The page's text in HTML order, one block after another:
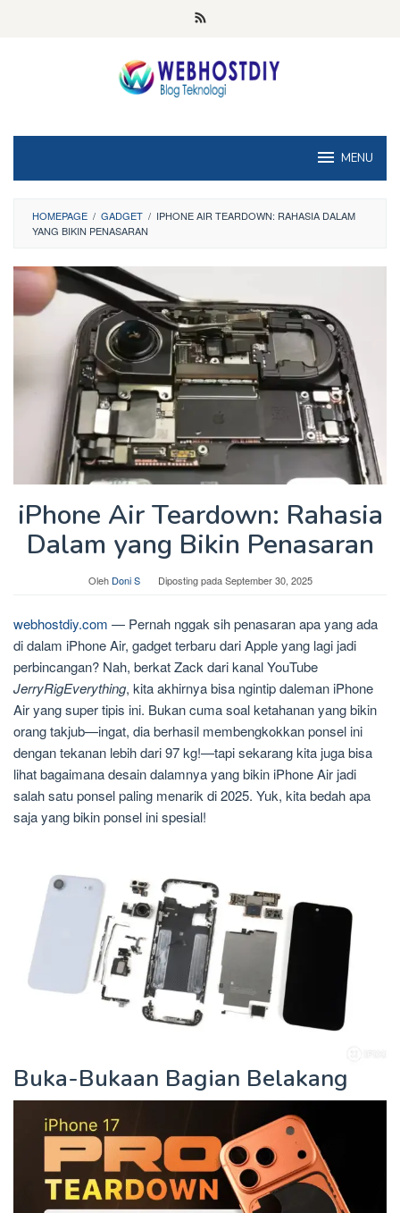
MENU
HOMEPAGE / GADGET / IPHONE AIR TEARDOWN: RAHASIA DALAM
YANG BIKIN PENASARAN
iPhone Air Teardown: Rahasia
Dalam yang Bikin Penasaran
Oleh Doni S Diposting padaSeptember 30, 2025
webhostdiy.com — Pernah nggak sih penasaran apa yang ada
di dalam iPhone Air, gadget terbaru dari Apple yang lagi jadi
perbincangan? Nah, berkat Zack dari kanal YouTube
JerryRigEverything, kita akhirnya bisa ngintip daleman iPhone
Air yang super tipis ini. Bukan cuma soal ketahanan yang bikin
orang takjub—ingat, dia berhasil membengkokkan ponsel ini
dengan tekanan lebih dari 97 kg!—tapi sekarang kita juga bisa
lihat bagaimana desain dalamnya yang bikin iPhone Air jadi
salah satu ponsel paling menarik di 2025. Yuk, kita bedah apa
saja yang bikin ponsel ini spesial!
Buka-Bukaan Bagian Belakang